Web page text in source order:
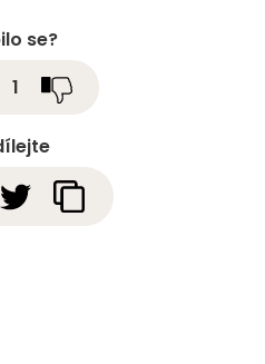
se?
1